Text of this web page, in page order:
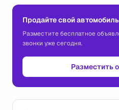
Продайте свой автомобиль
Разместите бесплатное
звонки уже сегодня.
Разместить